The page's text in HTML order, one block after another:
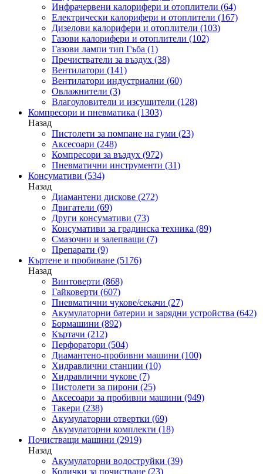
Инфрачервени калорифери и отоплители (64)
Електрически калорифери и отоплители (167)
Дизелови калорифери и отоплители (103)
Газови калорифери и отоплители (102)
Газови лампи тип Гъба (1)
Пречистватели за въздух (38)
Вентилатори (141)
Вентилатори индустриални (60)
Овлажнители (3)
Влагоуловители и изсушители (128)
Компресори и пневматика (1303)
Назад
Пистолети за помпане на гуми (23)
Аксесоари (248)
Компресори за въздух (972)
Пневматични инструменти (31)
Консумативи (534)
Назад
Диамантени дискове (272)
Двигатели (69)
Други консумативи (73)
Консумативи за градинска техника (89)
Смазочни и залепващи (7)
Препарати (9)
Къртене и пробиване (5176)
Назад
Винтоверти (868)
Гайковерти (607)
Пневматични чукове/секачи (27)
Акумулаторни батерии и зарядни устройства (642)
Бормашини (892)
Къртачи (212)
Перфоратори (504)
Диамантено-пробивни машини (100)
Хидравлични станции (10)
Хидравлични чукове (7)
Пистолети за пирони (25)
Аксесоари за пробивни машини (949)
Такери (238)
Акумулаторни отвертки (69)
Акумулаторни комплекти (18)
Почистващи машини (2919)
Назад
Акумулаторни водоструйки (39)
Колички за почистване (23)